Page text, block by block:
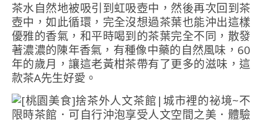
茶水自然地被吸引到虹吸壺中，然後再次回到茶
壺中，如此循環，完全沒想過茶葉也能沖出這樣
優雅的香氣，和平時喝到的茶葉完全不同，散發
著濃濃的陳年香氣，有種像中藥的自然風味，60
年的歲月，讓這老黃柑茶帶有了更多的滋味，這
款茶A先生好愛。